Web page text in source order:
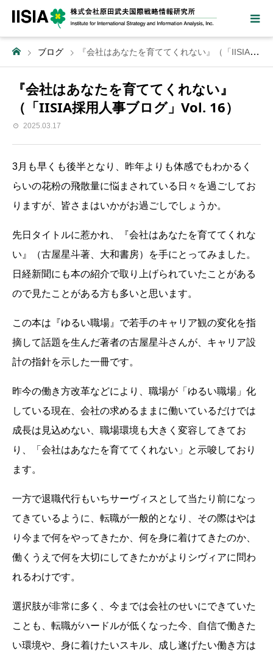
ブログ 『会社はあなたを育ててくれない』（「IISIA採用人事ブログ」Vol. 16）
『会社はあなたを育ててくれない』
（「IISIA採用人事ブログ」Vol. 16）
2025.03.17
3月も早くも後半となり、昨年よりも体感でもわかるく
らいの花粉の飛散量に悩まされている日々を過ごしてお
りますが、皆さまはいかがお過ごしでしょうか。
先日タイトルに惹かれ、『会社はあなたを育ててくれな
い』（古屋星斗著、大和書房）を手にとってみました。
日経新聞にも本の紹介で取り上げられていたことがある
ので見たことがある方も多いと思います。
この本は『ゆるい職場』で若手のキャリア観の変化を指
摘して話題を生んだ著者の古屋星斗さんが、キャリア設
計の指針を示した一冊です。
昨今の働き方改革などにより、職場が「ゆるい職場」化
している現在、会社の求めるままに働いているだけでは
成長は見込めない、職場環境も大きく変容してきてお
り、「会社はあなたを育ててくれない」と示唆しており
ます。
一方で退職代行もいちサーヴィスとして当たり前になっ
てきているように、転職が一般的となり、その際はやは
り今まで何をやってきたか、何を身に着けてきたのか、
働くうえで何を大切にしてきたかがよりシヴィアに問わ
れるわけです。
選択肢が非常に多く、今までは会社のせいにできていた
ことも、転職がハードルが低くなった今、自信で働きた
い環境や、身に着けたいスキル、成し遂げたい働き方は